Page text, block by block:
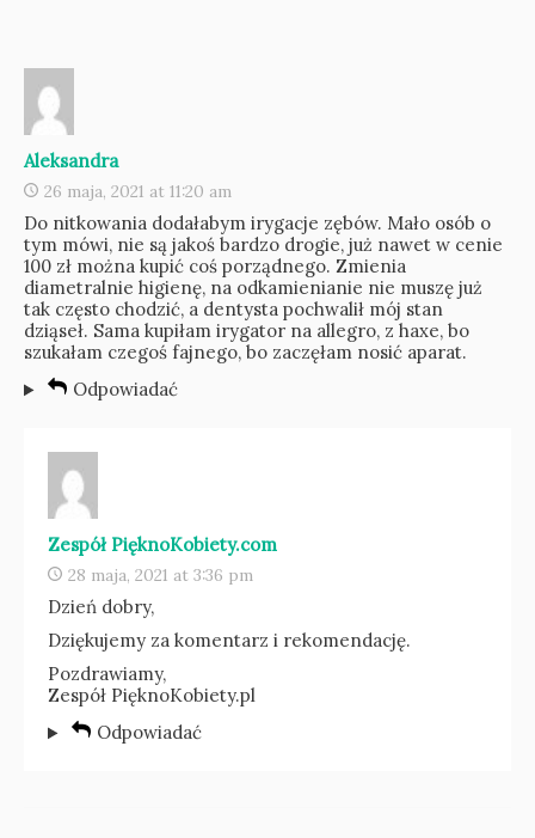
Aleksandra
26 maja, 2021 at 11:20 am
Do nitkowania dodałabym irygacje zębów. Mało osób o
tym mówi, nie są jakoś bardzo drogie, już nawet w cenie
100 zł można kupić coś porządnego. Zmienia
diametralnie higienę, na odkamienianie nie muszę już
tak często chodzić, a dentysta pochwalił mój stan
dziąseł. Sama kupiłam irygator na allegro, z haxe, bo
szukałam czegoś fajnego, bo zaczęłam nosić aparat.
Odpowiadać
Zespół PięknoKobiety.com
28 maja, 2021 at 3:36 pm
Dzień dobry,
Dziękujemy za komentarz i rekomendację.
Pozdrawiamy,
Zespół PięknoKobiety.pl
Odpowiadać